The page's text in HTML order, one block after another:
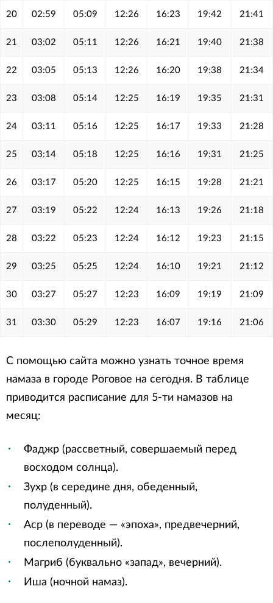
20 02:59 05:09 12:26 16:23 19:42 21:41
21 03:02 05:11 12:26 16:21 19:40 21:38
22 03:05 05:13 12:26 16:20 19:38 21:34
23 03:08 05:14 12:25 16:19 19:35 21:31
24 03:11 05:16 12:25 16:17 19:33 21:28
25 03:14 05:18 12:25 16:16 19:31 21:25
26 03:17 05:20 12:25 16:15 19:28 21:21
27 03:19 05:22 12:24 16:13 19:26 21:18
28 03:22 05:23 12:24 16:12 19:23 21:15
29 03:25 05:25 12:24 16:10 19:21 21:12
30 03:27 05:27 12:23 16:09 19:19 21:09
31 03:30 05:29 12:23 16:07 19:16 21:06
С помощью сайта можно узнать точное время
намаза в городе Роговое на сегодня. В таблице
приводится расписание для 5-ти намазов на
месяц:
Фаджр (рассветный, совершаемый перед
восходом солнца).
Зухр (в середине дня, обеденный,
полуденный).
Аср (в переводе — «эпоха», предвечерний,
послеполуденный).
Магриб (буквально «запад», вечерний).
Иша (ночной намаз).